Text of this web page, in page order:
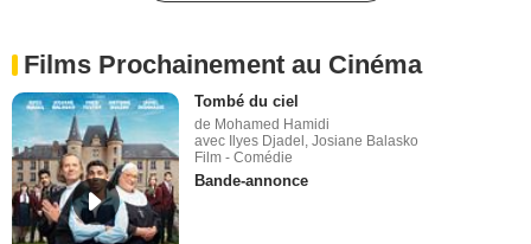
Films Prochainement au Cinéma
Tombé du ciel
de Mohamed Hamidi
avec Ilyes Djadel, Josiane Balasko
Film - Comédie
Bande-annonce